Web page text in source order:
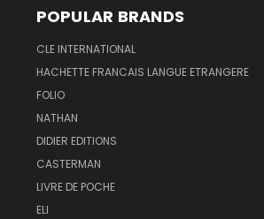
POPULAR BRANDS
CLE INTERNATIONAL
HACHETTE FRANCAIS LANGUE ETRANGERE
FOLIO
NATHAN
DIDIER EDITIONS
CASTERMAN
LIVRE DE POCHE
ELI